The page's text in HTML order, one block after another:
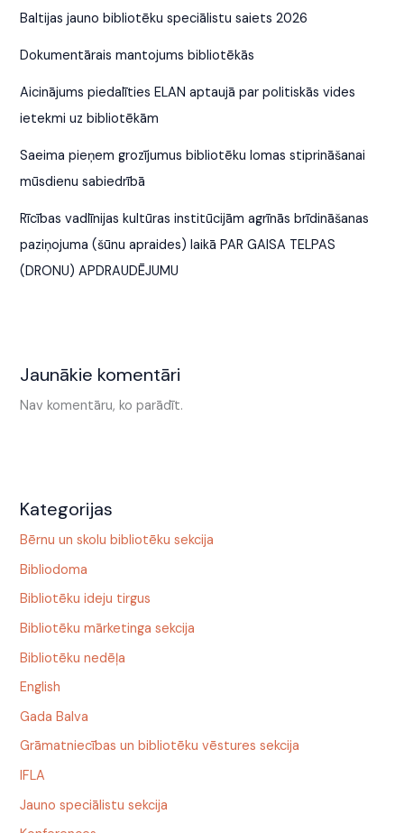
Baltijas jauno bibliotēku speciālistu saiets 2026
Dokumentārais mantojums bibliotēkās
Aicinājums piedalīties ELAN aptaujā par politiskās vides
ietekmi uz bibliotēkām
Saeima pieņem grozījumus bibliotēku lomas stiprināšanai
mūsdienu sabiedrībā
Rīcības vadlīnijas kultūras institūcijām agrīnās brīdināšanas
paziņojuma (šūnu apraides) laikā PAR GAISA TELPAS
(DRONU) APDRAUDĒJUMU
Jaunākie komentāri
Nav komentāru, ko parādīt.
Kategorijas
Bērnu un skolu bibliotēku sekcija
Bibliodoma
Bibliotēku ideju tirgus
Bibliotēku mārketinga sekcija
Bibliotēku nedēļa
English
Gada Balva
Grāmatniecības un bibliotēku vēstures sekcija
IFLA
Jauno speciālistu sekcija